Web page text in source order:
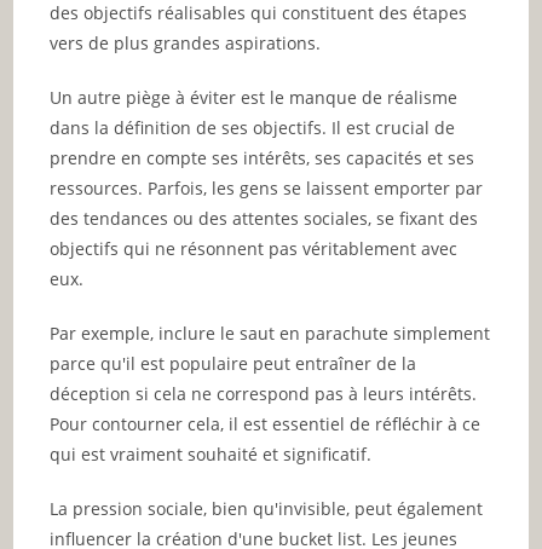
des objectifs réalisables qui constituent des étapes
vers de plus grandes aspirations.
Un autre piège à éviter est le manque de réalisme
dans la définition de ses objectifs. Il est crucial de
prendre en compte ses intérêts, ses capacités et ses
ressources. Parfois, les gens se laissent emporter par
des tendances ou des attentes sociales, se fixant des
objectifs qui ne résonnent pas véritablement avec
eux.
Par exemple, inclure le saut en parachute simplement
parce qu'il est populaire peut entraîner de la
déception si cela ne correspond pas à leurs intérêts.
Pour contourner cela, il est essentiel de réfléchir à ce
qui est vraiment souhaité et significatif.
La pression sociale, bien qu'invisible, peut également
influencer la création d'une bucket list. Les jeunes